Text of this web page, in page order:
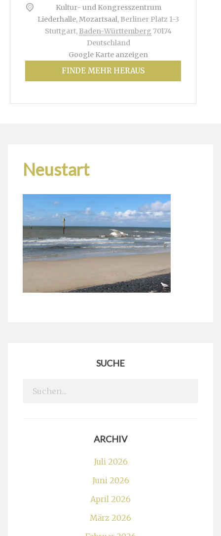
Kultur- und Kongresszentrum
Liederhalle, Mozartsaal, Berliner Platz 1-3
Stuttgart, Baden-Württemberg 70174
Deutschland
Google Karte anzeigen
FINDE MEHR HERAUS
Neustart
SUCHE
Search
ARCHIV
Juli 2026
Juni 2026
April 2026
März 2026